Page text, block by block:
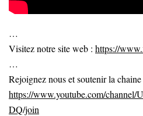
…
Visitez notre site web : https://
…
Rejoignez nous et soutenir la
https://www.youtube.com/
DQ/join